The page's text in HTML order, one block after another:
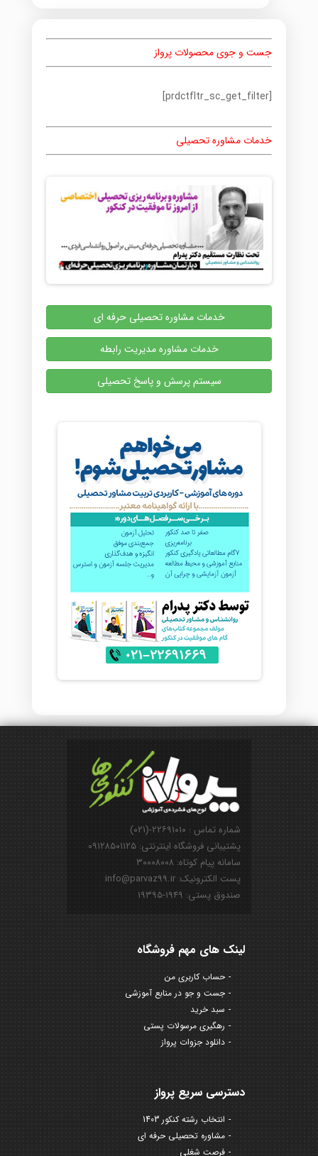
جست و جوی محصولات پرواز
[prdctfltr_sc_get_filter]
خدمات مشاوره تحصیلی
خدمات مشاوره تحصیلی حرفه ای
خدمات مشاوره مدیریت رابطه
سیستم پرسش و پاسخ تحصیلی
شماره تماس : ۲۲۶۹۱۰۱۰-(۰۲۱)
پشتیبانی فروشگاه اینترنتی: ۰۹۱۲۸۵۰۱۱۲۵
سامانه پیام کوتاه: ۳۰۰۰۸۰۰۸
پست الکترونیک: info@parvaz99.ir
صندوق پستی: ۱۹۴۹-۱۹۳۹۵
لینک های مهم فروشگاه
حساب کاربری من
جست و جو در منابع آموزشی
سبد خرید
رهگیری مرسولات پستی
دانلود جزوات پرواز
دسترسی سریع پرواز
انتخاب رشته کنکور 1403
مشاوره تحصیلی حرفه ای
فرصت شغلی